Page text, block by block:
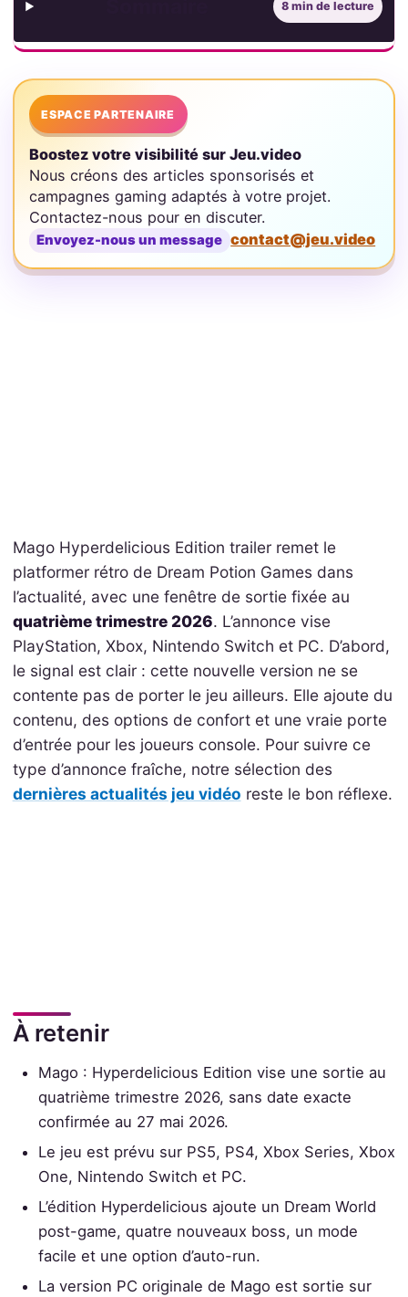
8 min de lecture
ESPACE PARTENAIRE
Boostez votre visibilité sur Jeu.video
Nous créons des articles sponsorisés et
campagnes gaming adaptés à votre projet.
Contactez-nous pour en discuter.
Envoyez-nous un message contact@jeu.video
Mago Hyperdelicious Edition trailer remet le
platformer rétro de Dream Potion Games dans
l’actualité, avec une fenêtre de sortie fixée au
quatrième trimestre 2026. L’annonce vise
PlayStation, Xbox, Nintendo Switch et PC. D’abord,
le signal est clair : cette nouvelle version ne se
contente pas de porter le jeu ailleurs. Elle ajoute du
contenu, des options de confort et une vraie porte
d’entrée pour les joueurs console. Pour suivre ce
type d’annonce fraîche, notre sélection des
dernières actualités jeu vidéo reste le bon réflexe.
À retenir
Mago : Hyperdelicious Edition vise une sortie au
quatrième trimestre 2026, sans date exacte
confirmée au 27 mai 2026.
Le jeu est prévu sur PS5, PS4, Xbox Series, Xbox
One, Nintendo Switch et PC.
L’édition Hyperdelicious ajoute un Dream World
post-game, quatre nouveaux boss, un mode
facile et une option d’auto-run.
La version PC originale de Mago est sortie sur